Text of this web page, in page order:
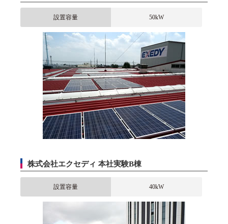
設置容量 50kW
株式会社エクセディ 本社実験B棟
設置容量 40kW